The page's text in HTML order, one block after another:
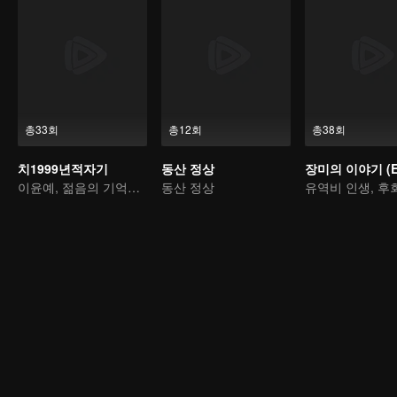
총33회
치1999년적자기
이윤예, 젊음의 기억을 되찾다
총12회
동산 정상
동산 정상
총38회